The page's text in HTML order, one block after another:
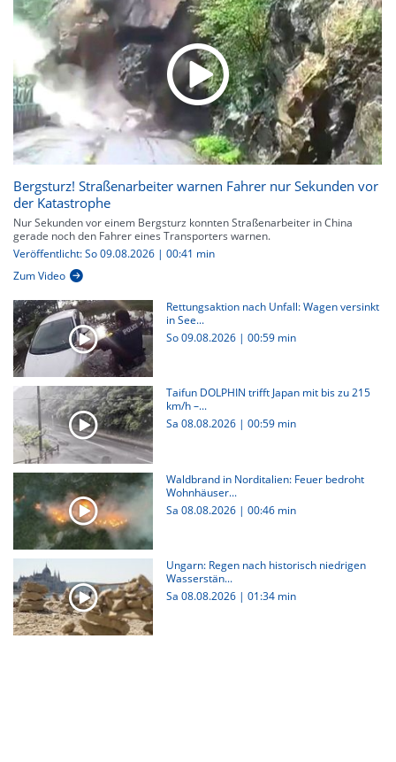
Bergsturz! Straßenarbeiter warnen Fahrer nur Sekunden vor
der Katastrophe
Nur Sekunden vor einem Bergsturz konnten Straßenarbeiter in China
gerade noch den Fahrer eines Transporters warnen.
Veröffentlicht: So 09.08.2026 | 00:41 min
Zum Video
Rettungsaktion nach Unfall: Wagen versinkt
in See...
So 09.08.2026 | 00:59 min
Taifun DOLPHIN trifft Japan mit bis zu 215
km/h –...
Sa 08.08.2026 | 00:59 min
Waldbrand in Norditalien: Feuer bedroht
Wohnhäuser...
Sa 08.08.2026 | 00:46 min
Ungarn: Regen nach historisch niedrigen
Wasserstän...
Sa 08.08.2026 | 01:34 min